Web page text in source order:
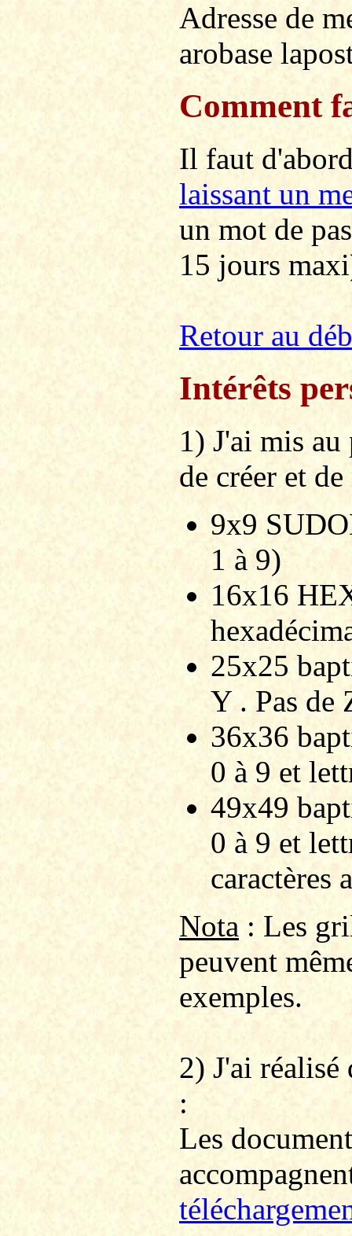
Adresse de
arobase
Comment
Il faut
laissant un
un mot de
15 jours
Retour au
Intérêts
1) J'ai mis
de créer et
9x9
1 à 9)
16x16
25x25
Y . Pas de
36x36
0 à 9 et
49x49
0 à 9 et
caractères
Nota : Les
peuvent
exemples.
2) J'ai réalisé
:
Les